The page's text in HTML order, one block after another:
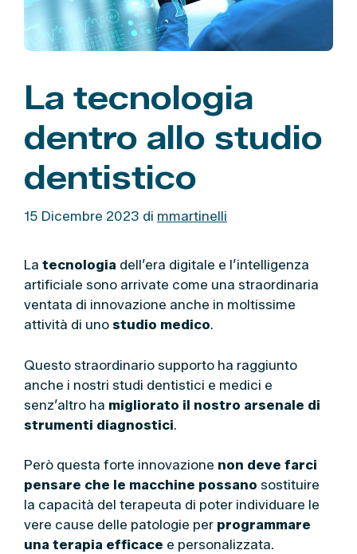
La tecnologia
dentro allo studio
dentistico
15 Dicembre 2023 di mmartinelli
La tecnologia dell’era digitale e l’intelligenza
artificiale sono arrivate come una straordinaria
ventata di innovazione anche in moltissime
attività di uno studio medico.
Questo straordinario supporto ha raggiunto
anche i nostri studi dentistici e medici e
senz’altro ha migliorato il nostro arsenale di
strumenti diagnostici.
Però questa forte innovazione non deve farci
pensare che le macchine possano sostituire
la capacità del terapeuta di poter individuare le
vere cause delle patologie per programmare
una terapia efficace e personalizzata.